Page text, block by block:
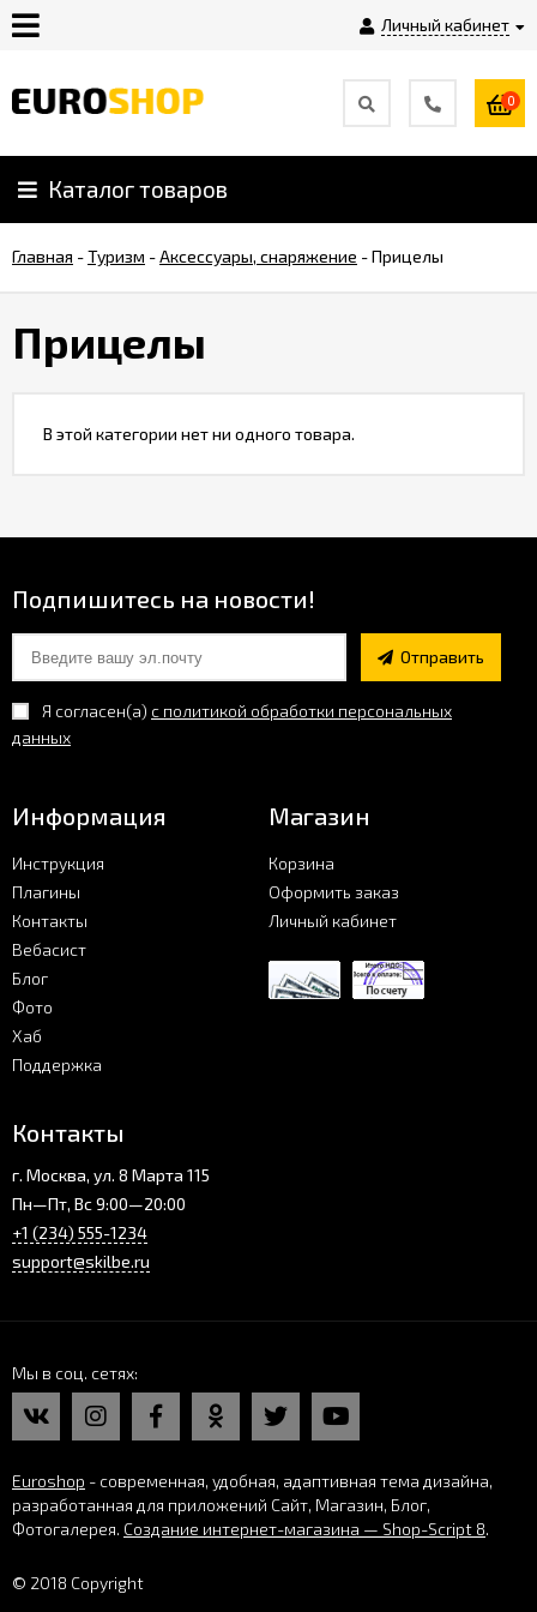
Личный кабинет
Инструкция
Плагины
Контакты
Shop-
Script
Вебасист
Хаб
Поддержка
0
Каталог товаров
Главная -Туризм -Аксессуары, снаряжение -Прицелы
Прицелы
В этой категории нет ни одного товара.
Подпишитесь на новости!
Отправить
Я согласен(a) с политикой обработки персональных
данных
Информация
Инструкция
Плагины
Контакты
Вебасист
Блог
Фото
Хаб
Поддержка
Магазин
Корзина
Оформить заказ
Личный кабинет
Контакты
г. Москва, ул. 8 Марта 115
Пн—Пт, Вс 9:00—20:00
+1 (234) 555-1234
support@skilbe.ru
Мы в соц. сетях
Euroshop - современная, удобная, адаптивная тема дизайна,
разработанная для приложений Сайт, Магазин, Блог,
Фотогалерея. Создание интернет-магазина — Shop-Script 8.
© 2018 Copyright